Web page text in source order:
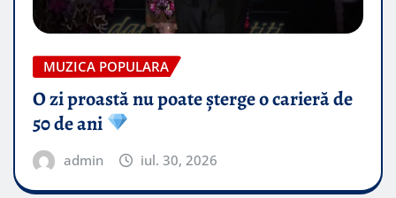
MUZICA POPULARA
O zi proastă nu poate șterge o carieră de
50 de ani
admin iul. 30, 2026